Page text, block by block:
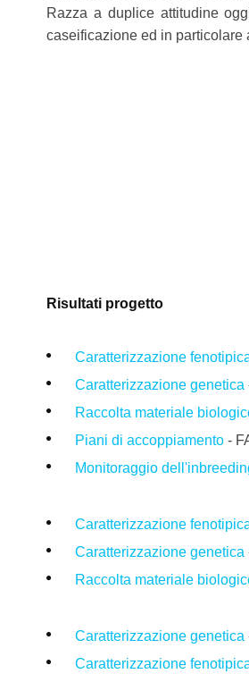
Razza a duplice attitudine
caseificazione ed in particolare
Risultati progetto
Caratterizzazione
Caratterizzazione genetica
Raccolta materiale
Piani di accoppiamento -
Monitoraggio
Caratterizzazione
Caratterizzazione genetica
Raccolta materiale
Caratterizzazione genetica
Caratterizzazione